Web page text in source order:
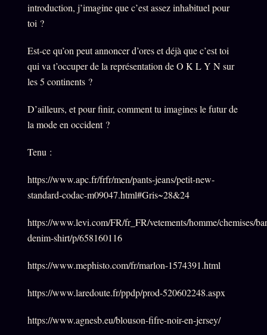
introduction, j’imagine que c’est assez inhabituel pour
toi ?
Est-ce qu’on peut annoncer d’ores et déjà que c’est toi
qui va t’occuper de la représentation de O K L Y N sur
les 5 continents ?
D’ailleurs, et pour finir, comment tu imagines le futur de
la mode en occident ?
Tenu :
https://www.apc.fr/frfr/men/pants-jeans/petit-new-
standard-codac-m09047.html#Gris~28&24
https://www.levi.com/FR/fr_FR/vetements/homme/chemises/
denim-shirt/p/658160116
https://www.mephisto.com/fr/marlon-1574391.html
https://www.laredoute.fr/ppdp/prod-520602248.aspx
https://www.agnesb.eu/blouson-fifre-noir-en-jersey/